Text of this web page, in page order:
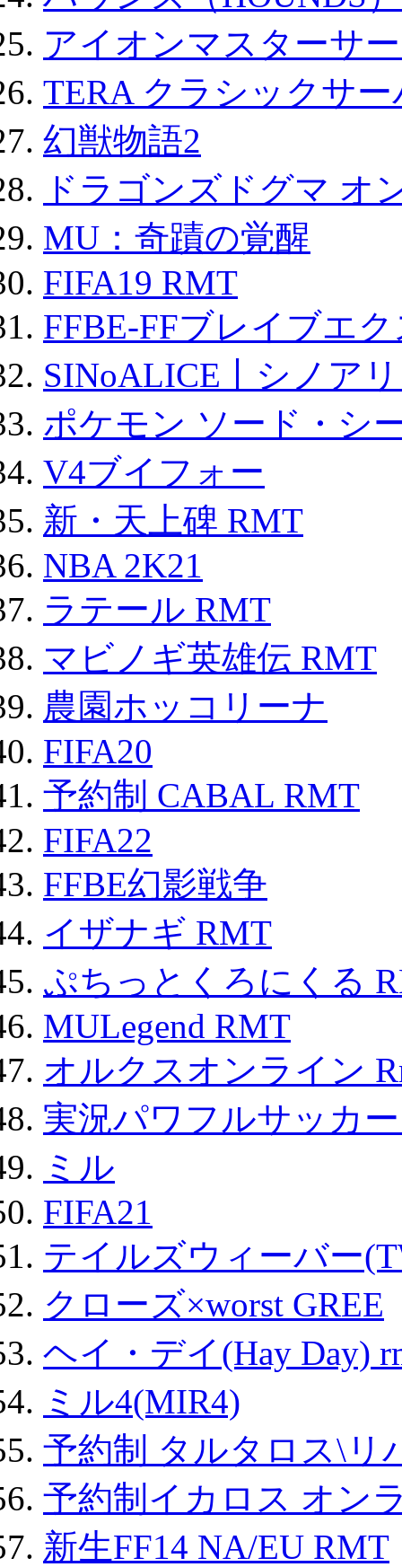
アイオンマスターサ
TERA クラシックサ
幻獣物語2
ドラゴンズドグマ オ
MU：奇蹟の覚醒
FIFA19 RMT
FFBE-FFブレイブエ
SINoALICE丨シノア
ポケモン ソード・シ
V4ブイフォー
新・天上碑 RMT
NBA 2K21
ラテール RMT
マビノギ英雄伝 RMT
農園ホッコリーナ
FIFA20
予約制 CABAL RMT
FIFA22
FFBE幻影戦争
イザナギ RMT
ぷちっとくろにくる
MULegend RMT
オルクスオンライン
実況パワフルサッカ
ミル
FIFA21
テイルズウィーバー
クローズ×worst GREE
ヘイ・デイ(Hay Day)
ミル4(MIR4)
予約制 タルタロス\リ
予約制イカロス オン
新生FF14 NA/EU RMT